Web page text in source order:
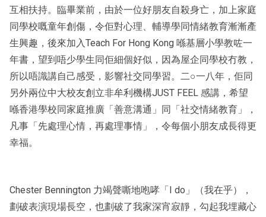
互相扶持。臨畢業前，由於一位好朋友自殺身亡，加上家庭
同學校嘅童年創傷，令佢對心理、輔導學同情緒教育漸漸產
生興趣，後來加入Teach For Hong Kong 喺基層小學教咗一
年書，望到唔少學生同佢細個好似，因為屋企同學校冇教，
所以唔識講自己感受，影響社交同學習。二○一八年，佢同
另外兩位中大校友創立非牟利機構JUST FEEL 感講，希望
喺香港學校同家庭推廣「善意溝通」同「社交情緒教育」，
凡事「先處理心情，再處理事情」，令每個小朋友成長得更
幸福。
Chester Bennington 力竭聲嘶地咆哮「I do」（我在乎），
劃破表演現場長空，也劃破了我家深宵寂靜，勾起我埋藏心